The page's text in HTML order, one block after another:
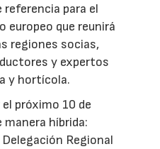
para el
que reunirá
regiones socias,
y expertos
y hortícola.
próximo 10 de
manera híbrida:
Regional